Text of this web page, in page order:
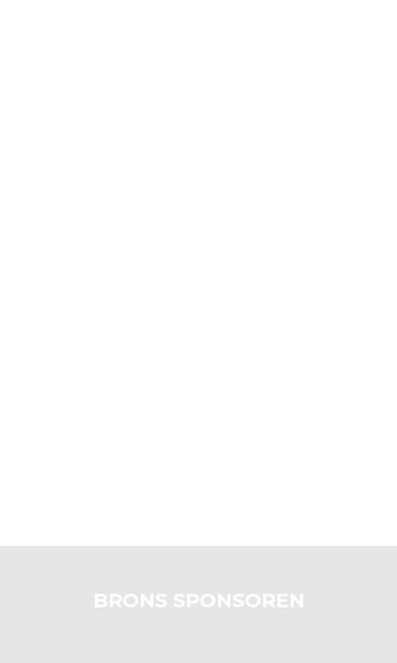
BRONS SPONSOREN